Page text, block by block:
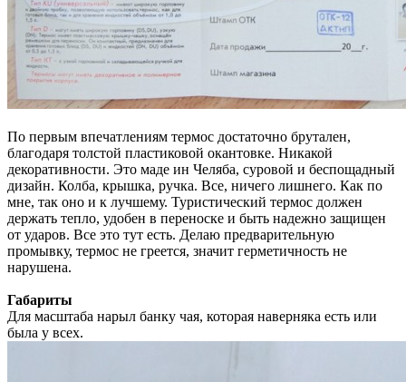
По первым впечатлениям термос достаточно брутален,
благодаря толстой пластиковой окантовке. Никакой
декоративности. Это маде ин Челяба, суровой и беспощадный
дизайн. Колба, крышка, ручка. Все, ничего лишнего. Как по
мне, так оно и к лучшему. Туристический термос должен
держать тепло, удобен в переноске и быть надежно защищен
от ударов. Все это тут есть. Делаю предварительную
промывку, термос не греется, значит герметичность не
нарушена.
Габариты
Для масштаба нарыл банку чая, которая наверняка есть или
была у всех.